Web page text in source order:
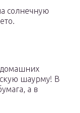
солнечную
шаурму! В
а в